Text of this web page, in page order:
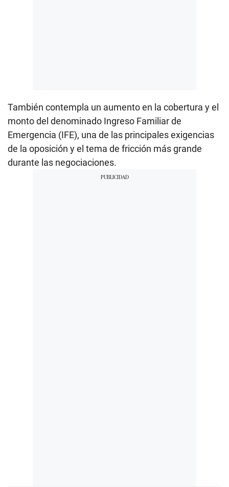
También contempla un aumento en la cobertura y el
monto del denominado Ingreso Familiar de
Emergencia (IFE), una de las principales exigencias
de la oposición y el tema de fricción más grande
durante las negociaciones.